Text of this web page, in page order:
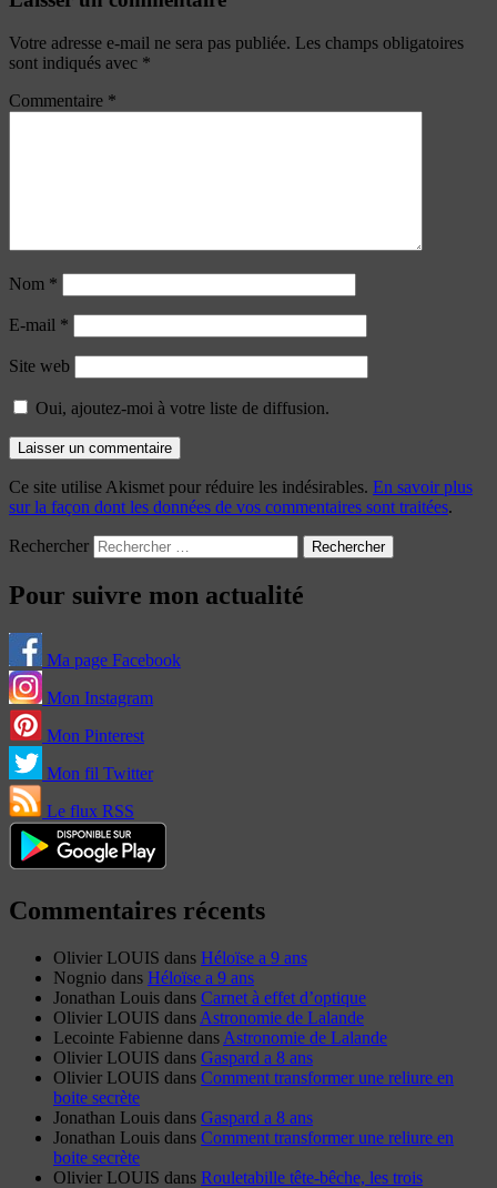
Votre adresse e-mail ne sera pas publiée. Les champs obligatoires
sont indiqués avec *
Commentaire *
Nom *
E-mail *
Site web
Oui, ajoutez-moi à votre liste de diffusion.
Ce site utilise Akismet pour réduire les indésirables. En savoir plus
sur la façon dont les données de vos commentaires sont traitées.
Rechercher
Pour suivre mon actualité
Ma page Facebook
Mon Instagram
Mon Pinterest
Mon fil Twitter
Le flux RSS
Commentaires récents
Olivier LOUIS dans Héloïse a 9 ans
Nognio dans Héloïse a 9 ans
Jonathan Louis dans Carnet à effet d’optique
Olivier LOUIS dans Astronomie de Lalande
Lecointe Fabienne dans Astronomie de Lalande
Olivier LOUIS dans Gaspard a 8 ans
Olivier LOUIS dans Comment transformer une reliure en
boite secrète
Jonathan Louis dans Gaspard a 8 ans
Jonathan Louis dans Comment transformer une reliure en
boite secrète
Olivier LOUIS dans Rouletabille tête-bêche, les trois